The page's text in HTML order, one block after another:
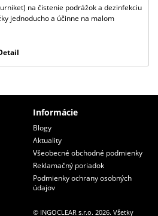
na čistenie podrážok a dezinfekciu
jednoducho a účinne na malom
Informácie
Blogy
Aktuality
Všeobecné obchodné podmienky
Reklamačný poriadok
Podmienky ochrany osobných
údajov
© INGOCLEAR s.r.o. 2026. Všetky